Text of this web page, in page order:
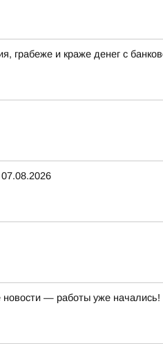
грабеже и краже денег с
новости — работы уже начались!